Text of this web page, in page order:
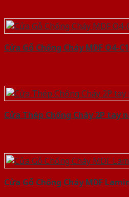
Cửa Gỗ Chống Cháy MDF O4-
Cửa Thép Chống Cháy 2P tay
Cửa Gỗ Chống Cháy MDF